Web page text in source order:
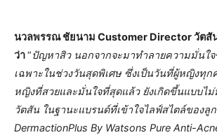
นวลพรรณ ชัยนาม Customer Director วัตสั
ว่า“ปัญหาสิว นอกจากจะมาทำลายความมั่นใจ
เฉพาะในช่วงวันสุดพิเศษ ซึ่งเป็นวันที่ผู้หญิงทุก
หญิงที่สวยและมั่นใจที่สุดแล้ว ยังเกิดขึ้นแบบไ
วัตสัน ในฐานะแบรนด์ที่เข้าใจไลฟ์สไตล์ของลู
DermactionPlus By Watsons Pure Anti-